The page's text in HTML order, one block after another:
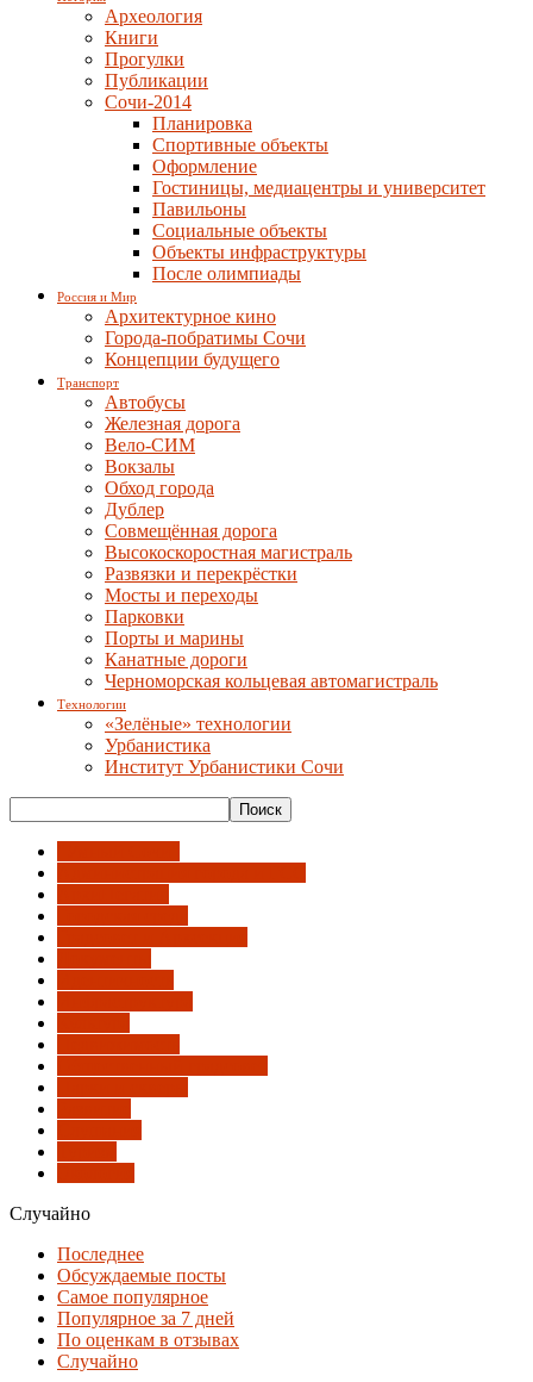
Археология
Книги
Прогулки
Публикации
Сочи-2014
Планировка
Спортивные объекты
Оформление
Гостиницы, медиацентры и университет
Павильоны
Социальные объекты
Объекты инфраструктуры
После олимпиады
Россия и Мир
Архитектурное кино
Города-побратимы Сочи
Концепции будущего
Транспорт
Автобусы
Железная дорога
Вело-СИМ
Вокзалы
Обход города
Дублер
Совмещённая дорога
Высокоскоростная магистраль
Развязки и перекрёстки
Мосты и переходы
Парковки
Порты и марины
Канатные дороги
Черноморская кольцевая автомагистраль
Технологии
«Зелёные» технологии
Урбанистика
Институт Урбанистики Сочи
Случайно
Последнее
Обсуждаемые посты
Самое популярное
Популярное за 7 дней
По оценкам в отзывах
Случайно